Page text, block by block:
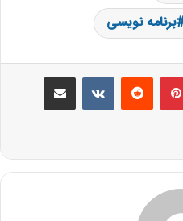
برنامه نویسی
‫پین‌ترست‫رددیت ‫VKontakteاشتراک گذاری از طریق ایمیل